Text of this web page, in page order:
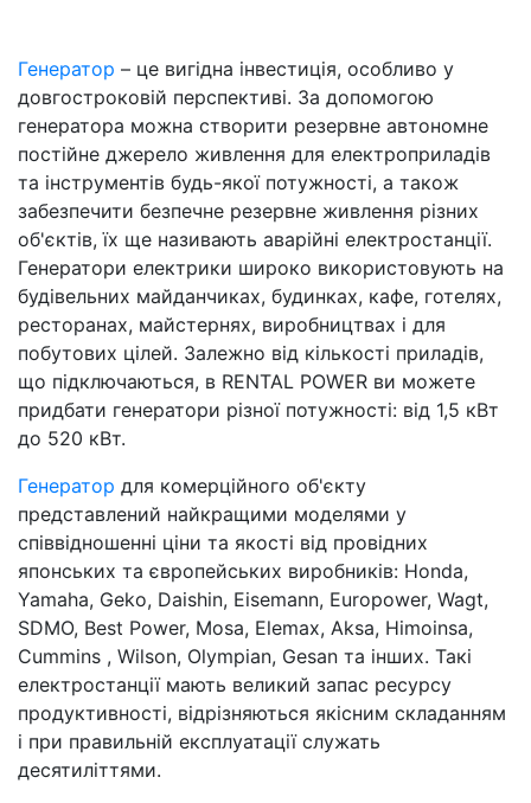
Генератор – це вигідна інвестиція, особливо у
довгостроковій перспективі. За допомогою
генератора можна створити резервне автономне
постійне джерело живлення для електроприладів
та інструментів будь-якої потужності, а також
забезпечити безпечне резервне живлення різних
об'єктів, їх ще називають аварійні електростанції.
Генератори електрики широко використовують на
будівельних майданчиках, будинках, кафе, готелях,
ресторанах, майстернях, виробництвах і для
побутових цілей. Залежно від кількості приладів,
що підключаються, в RENTAL POWER ви можете
придбати генератори різної потужності: від 1,5 кВт
до 520 кВт.
Генератор для комерційного об'єкту
представлений найкращими моделями у
співвідношенні ціни та якості від провідних
японських та європейських виробників: Honda,
Yamaha, Geko, Daishin, Eisemann, Europower, Wagt,
SDMO, Best Power, Mosa, Elemax, Aksa, Himoinsa,
Cummins , Wilson, Olympian, Gesan та інших. Такі
електростанції мають великий запас ресурсу
продуктивності, відрізняються якісним складанням
і при правильній експлуатації служать
десятиліттями.